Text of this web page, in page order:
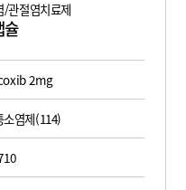
관절염치료제
슐
2mg
소염제(114)